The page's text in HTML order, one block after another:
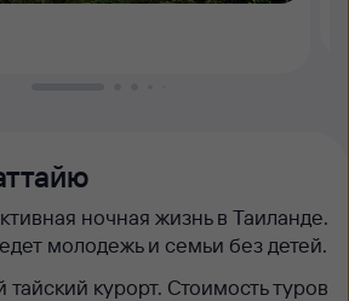
ночная жизнь в Таиланде.
молодежь и семьи без детей.
курорт. Стоимость туров